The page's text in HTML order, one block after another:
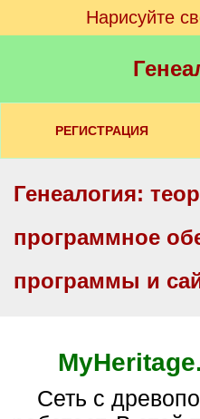
Нарисуйте
РЕГИСТРАЦИЯ
Генеалогия:
программное
программы и
Сеть с древопостроителем. С ip-адресов РФ не